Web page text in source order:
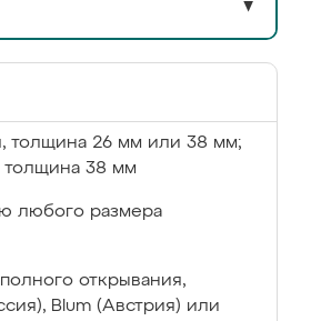
▼
толщина 26 мм или 38 мм;
толщина 38 мм
любого размера
открывания,
Blum (Австрия) или